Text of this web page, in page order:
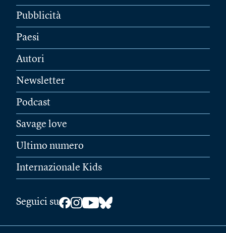
Pubblicità
Paesi
Autori
Newsletter
Podcast
Savage love
Ultimo numero
Internazionale Kids
Seguici su